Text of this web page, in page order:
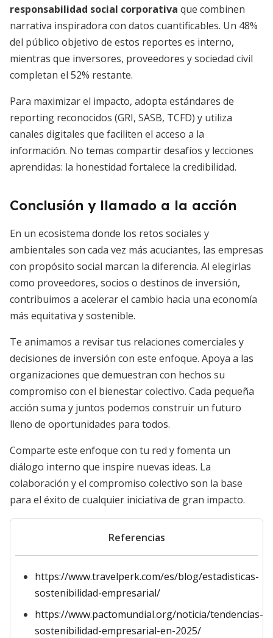
responsabilidad social corporativa que combinen
narrativa inspiradora con datos cuantificables. Un 48%
del público objetivo de estos reportes es interno,
mientras que inversores, proveedores y sociedad civil
completan el 52% restante.
Para maximizar el impacto, adopta estándares de
reporting reconocidos (GRI, SASB, TCFD) y utiliza
canales digitales que faciliten el acceso a la
información. No temas compartir desafíos y lecciones
aprendidas: la honestidad fortalece la credibilidad.
Conclusión y llamado a la acción
En un ecosistema donde los retos sociales y
ambientales son cada vez más acuciantes, las empresas
con propósito social marcan la diferencia. Al elegirlas
como proveedores, socios o destinos de inversión,
contribuimos a acelerar el cambio hacia una economía
más equitativa y sostenible.
Te animamos a revisar tus relaciones comerciales y
decisiones de inversión con este enfoque. Apoya a las
organizaciones que demuestran con hechos su
compromiso con el bienestar colectivo. Cada pequeña
acción suma y juntos podemos construir un futuro
lleno de oportunidades para todos.
Comparte este enfoque con tu red y fomenta un
diálogo interno que inspire nuevas ideas. La
colaboración y el compromiso colectivo son la base
para el éxito de cualquier iniciativa de gran impacto.
Referencias
https://www.travelperk.com/es/blog/estadisticas-
sostenibilidad-empresarial/
https://www.pactomundial.org/noticia/tendencias-
sostenibilidad-empresarial-en-2025/